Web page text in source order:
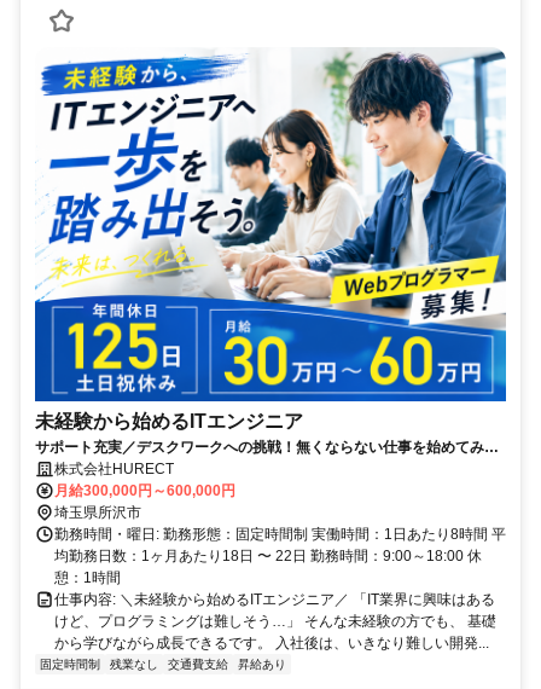
未経験から始めるITエンジニア
サポート充実／デスクワークへの挑戦！無くならない仕事を始めてみま
せんか？
株式会社HURECT
月給300,000円～600,000円
埼玉県所沢市
勤務時間・曜日: 勤務形態：固定時間制 実働時間：1日あたり8時間 平
均勤務日数：1ヶ月あたり18日 〜 22日 勤務時間：9:00～18:00 休
憩：1時間
仕事内容: ＼未経験から始めるITエンジニア／ 「IT業界に興味はある
けど、プログラミングは難しそう…」 そんな未経験の方でも、 基礎
から学びながら成長できるです。 入社後は、いきなり難しい開発...
固定時間制 残業なし 交通費支給 昇給あり